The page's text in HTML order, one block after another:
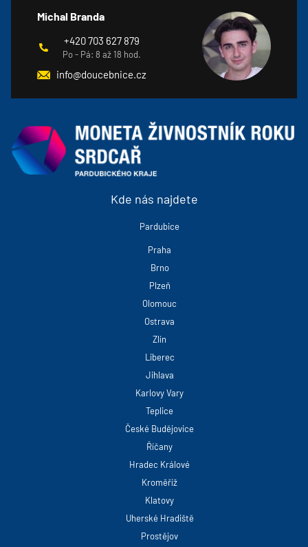
Michal Branda
+420 703 627 879
Po - Pá: 8 až 18 hod.
info@doucebnice.cz
Kde nás najdete
Pardubice
Praha
Brno
Plzeň
Olomouc
Ostrava
Zlín
Liberec
Jihlava
Karlovy Vary
Teplice
České Budějovice
Říčany
Hradec Králové
Kroměříž
Klatovy
Uherské Hradiště
Prostějov